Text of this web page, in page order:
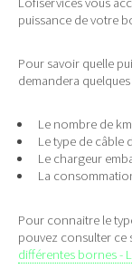
puissance de votre
Pour savoir quelle
demandera
Le nombre de
Le type de câble
Le chargeur
La
Pour connaitre le
pouvez consulter ce
différentes bornes -